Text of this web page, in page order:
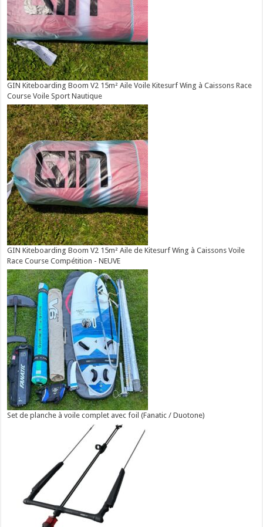
GIN Kiteboarding Boom V2 15m² Aile Voile Kitesurf Wing à Caissons Race
Course Voile Sport Nautique
GIN Kiteboarding Boom V2 15m² Aile de Kitesurf Wing à Caissons Voile
Race Course Compétition - NEUVE
Set de planche à voile complet avec foil (Fanatic / Duotone)